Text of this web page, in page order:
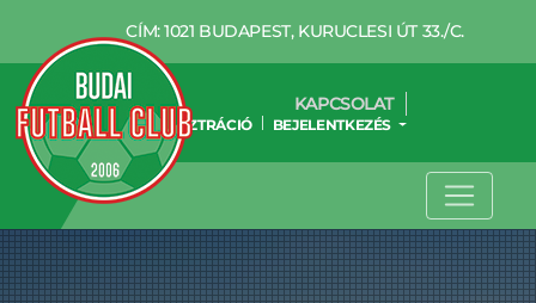
CÍM: 1021 BUDAPEST, KURUCLESI ÚT 33./C.
KAPCSOLAT
REGISZTRÁCIÓ BEJELENTKEZÉS